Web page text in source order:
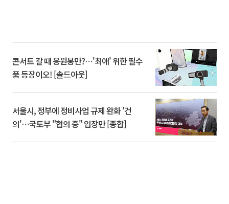
콘서트 갈 때 응원봉만?⋯'최애' 위한 필수
품 등장이오! [솔드아웃]
서울시, 정부에 정비사업 규제 완화 '건
의'⋯국토부 "협의 중" 입장만 [종합]